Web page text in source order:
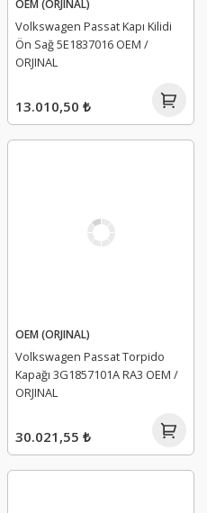
OEM (ORJINAL)
Volkswagen Passat Kapı Kilidi
Ön Sağ 5E1837016 OEM /
ORJINAL
13.010,50 ₺
OEM (ORJINAL)
Volkswagen Passat Torpido
Kapağı 3G1857101A RA3 OEM /
ORJINAL
30.021,55 ₺